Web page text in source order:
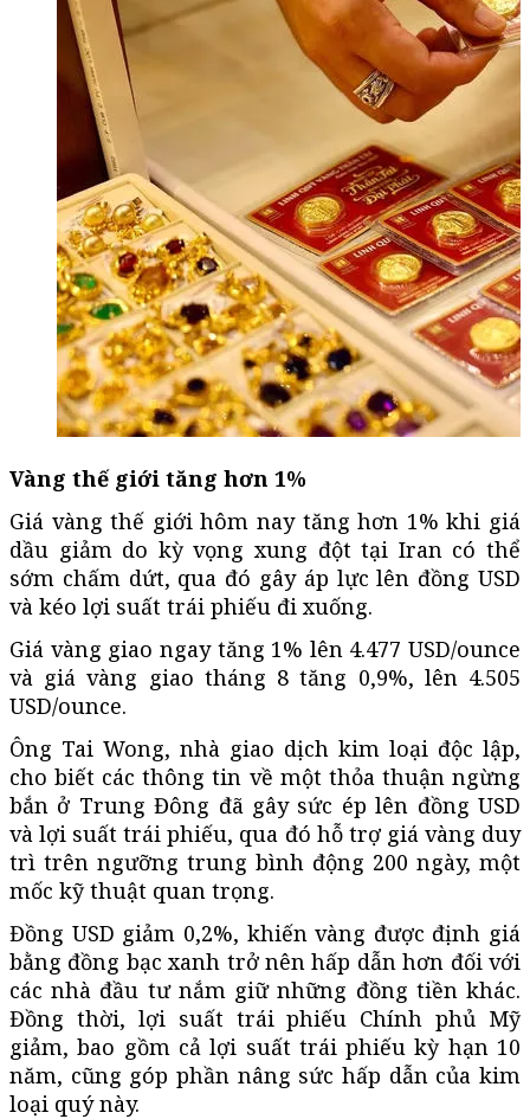
Vàng thế giới tăng hơn 1%
Giá vàng thế giới hôm nay tăng hơn 1% khi giá
dầu giảm do kỳ vọng xung đột tại Iran có thể
sớm chấm dứt, qua đó gây áp lực lên đồng USD
và kéo lợi suất trái phiếu đi xuống.
Giá vàng giao ngay tăng 1% lên 4.477 USD/ounce
và giá vàng giao tháng 8 tăng 0,9%, lên 4.505
USD/ounce.
Ông Tai Wong, nhà giao dịch kim loại độc lập,
cho biết các thông tin về một thỏa thuận ngừng
bắn ở Trung Đông đã gây sức ép lên đồng USD
và lợi suất trái phiếu, qua đó hỗ trợ giá vàng duy
trì trên ngưỡng trung bình động 200 ngày, một
mốc kỹ thuật quan trọng.
Đồng USD giảm 0,2%, khiến vàng được định giá
bằng đồng bạc xanh trở nên hấp dẫn hơn đối với
các nhà đầu tư nắm giữ những đồng tiền khác.
Đồng thời, lợi suất trái phiếu Chính phủ Mỹ
giảm, bao gồm cả lợi suất trái phiếu kỳ hạn 10
năm, cũng góp phần nâng sức hấp dẫn của kim
loại quý này.